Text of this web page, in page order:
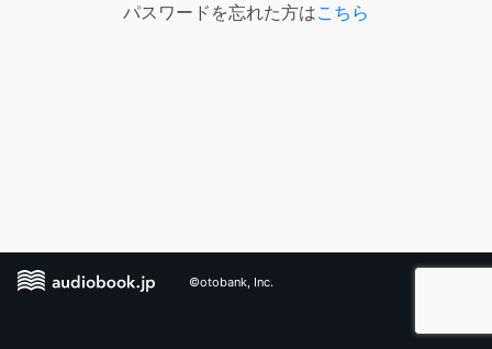
パスワードを忘れた方はこちら
©otobank, Inc.